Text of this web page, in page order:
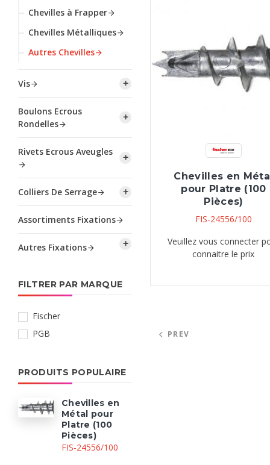
Chevilles à Frapper
Chevilles Métalliques
Autres Chevilles
Vis
Boulons Ecrous
Rondelles
Rivets Ecrous Aveugles
Colliers De Serrage
Assortiments Fixations
Autres Fixations
FILTRER PAR MARQUE
Fischer
PGB
PRODUITS POPULAIRE
Chevilles en
Métal pour
Platre (100
Pièces)
FIS-24556/100
Chevilles en
pour Platre (100
Pièces)
FIS-24556/100
Veuillez vous connecter
connaitre le prix
PREV